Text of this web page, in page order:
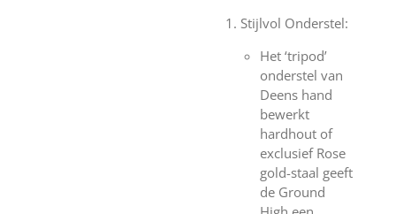
Stijlvol Onderstel:
Het ‘tripod’
onderstel van
Deens hand
bewerkt
hardhout of
exclusief Rose
gold-staal geeft
de Ground